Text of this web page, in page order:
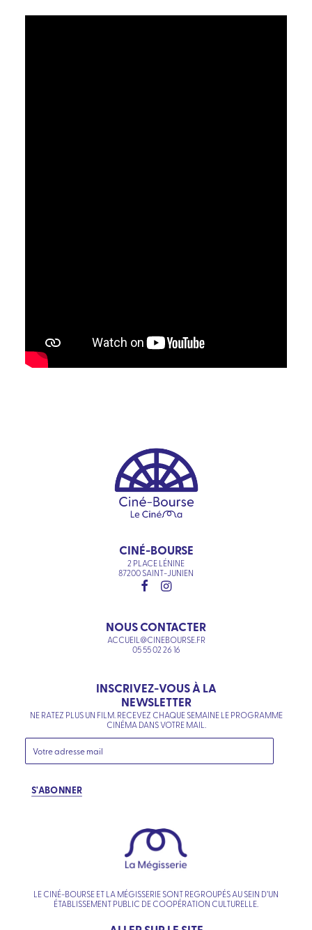
CINÉ-BOURSE
2 PLACE LÉNINE
87200 SAINT-JUNIEN
NOUS CONTACTER
ACCUEIL@CINEBOURSE.FR
05 55 02 26 16
INSCRIVEZ-VOUS À LA
NEWSLETTER
NE RATEZ PLUS UN FILM. RECEVEZ CHAQUE SEMAINE LE PROGRAMME
CINÉMA DANS VOTRE MAIL.
S'ABONNER
LE CINÉ-BOURSE ET LA MÉGISSERIE SONT REGROUPÉS AU SEIN D’UN
ÉTABLISSEMENT PUBLIC DE COOPÉRATION CULTURELLE.